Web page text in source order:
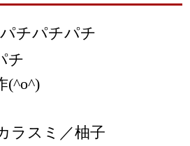
チパチパチ
(^o^)
ラスミ／柚子